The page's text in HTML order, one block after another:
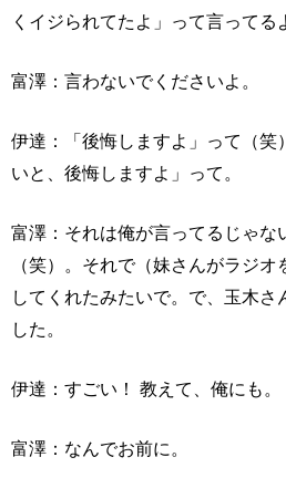
くイジられてたよ」って言ってる
富澤：言わないでくださいよ。
伊達：「後悔しますよ」って（笑
いと、後悔しますよ」って。
富澤：それは俺が言ってるじゃな
（笑）。それで（妹さんがラジ
してくれたみたいで。で、玉木さ
した。
伊達：すごい！ 教えて、俺にも。
富澤：なんでお前に。